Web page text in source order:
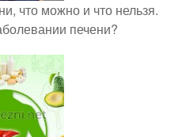
что можно и что нельзя.
печени?